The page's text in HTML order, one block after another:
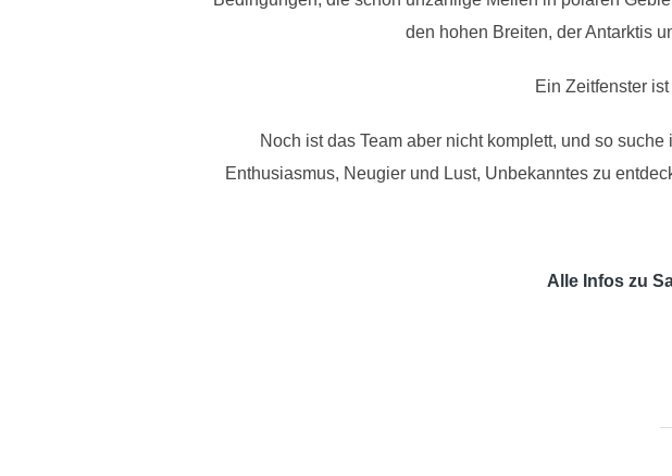
den hohen Breiten, der Antarktis
Ein Zeitfenster
Noch ist das Team aber nicht komplett, und so
Enthusiasmus, Neugier und Lust, Unbekanntes zu
Alle Infos zu